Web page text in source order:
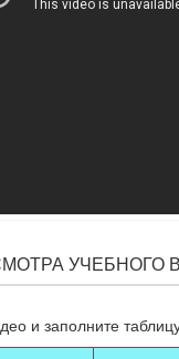
УЧЕБНОГО
и заполните